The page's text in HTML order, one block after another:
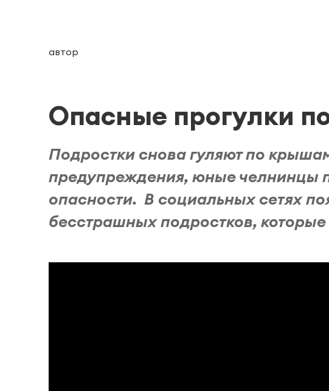
автор
Опасные прогулки
Подростки снова гуляют по
предупреждения, юные челнинцы
опасности. В социальных сетях
бесстрашных подростков, которые